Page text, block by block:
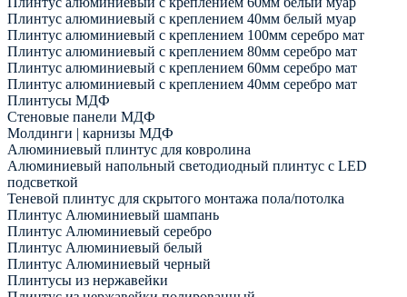
Плинтус алюминиевый с креплением 40мм белый муар
Плинтус алюминиевый с креплением 100мм серебро мат
Плинтус алюминиевый с креплением 80мм серебро мат
Плинтус алюминиевый с креплением 60мм серебро мат
Плинтус алюминиевый с креплением 40мм серебро мат
Плинтусы МДФ
Стеновые панели МДФ
Молдинги | карнизы МДФ
Алюминиевый плинтус для ковролина
Алюминиевый напольный светодиодный плинтус с LED
подсветкой
Теневой плинтус для скрытого монтажа пола/потолка
Плинтус Алюминиевый шампань
Плинтус Алюминиевый серебро
Плинтус Алюминиевый белый
Плинтус Алюминиевый черный
Плинтусы из нержавейки